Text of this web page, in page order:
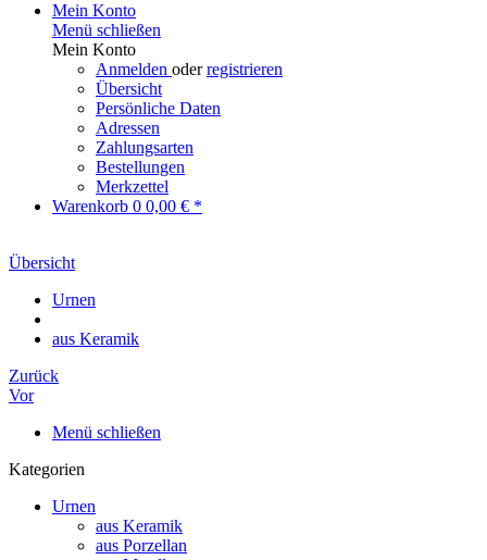
Mein Konto
Menü schließen
Mein Konto
Anmelden oderregistrieren
Übersicht
Persönliche Daten
Adressen
Zahlungsarten
Bestellungen
Merkzettel
Warenkorb 0 0,00 € *
Übersicht
Urnen
aus Keramik
Zurück
Vor
Menü schließen
Kategorien
Urnen
aus Keramik
aus Porzellan